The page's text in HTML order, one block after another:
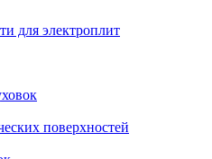
для электроплит
поверхностей